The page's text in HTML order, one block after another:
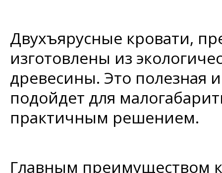
Двухъярусные кровати,
изготовлены из
древесины. Это полезная
подойдет для
практичным решением.
Главным преимуществом